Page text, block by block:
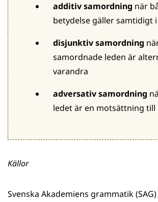
additiv samordning när
betydelse gäller samtidigt
disjunktiv samordning
samordnade leden är
varandra
adversativ samordning
ledet är en motsättning till
Källor
Svenska Akademiens grammatik (SAG)